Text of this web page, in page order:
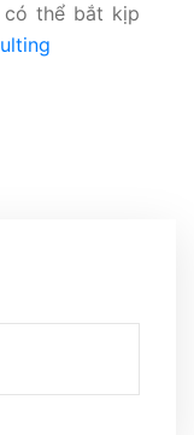
có thể bắt kịp